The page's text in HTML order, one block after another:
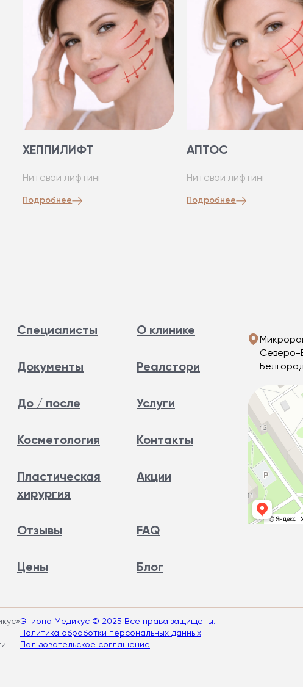
ХЕППИЛИФТ
Нитевой лифтинг
Подробнее
АПТОС
Нитевой лифтинг
Подробнее
Специалисты О клинике
Документы Реалстори
До / после Услуги
Косметология Контакты
Пластическая
хирургия
Акции
Отзывы FAQ
Цены Блог
Северо-
Эпиона Медикус © 2025 Все права защищены.
Политика обработки персональных данных
Пользовательское соглашение